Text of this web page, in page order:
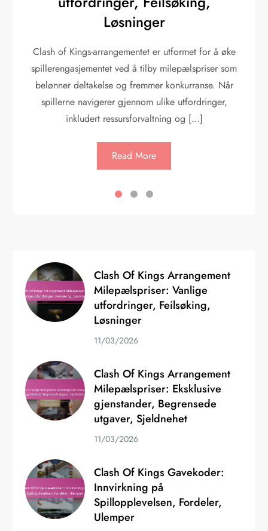
Løsninger
Clash of Kings-arrangementet er utformet for å øke
spillerengasjementet ved å tilby milepælspriser som
belønner deltakelse og fremmer konkurranse. Når
spillerne navigerer gjennom ulike utfordringer,
inkludert ressursforvaltning og […]
Read More
Clash Of Kings Arrangement
Milepælspriser: Vanlige
utfordringer, Feilsøking,
Løsninger
11/03/2026
Clash Of Kings Arrangement
Milepælspriser: Eksklusive
gjenstander, Begrensede
utgaver, Sjeldnehet
11/03/2026
Clash Of Kings Gavekoder:
Innvirkning på
Spillopplevelsen, Fordeler,
Ulemper